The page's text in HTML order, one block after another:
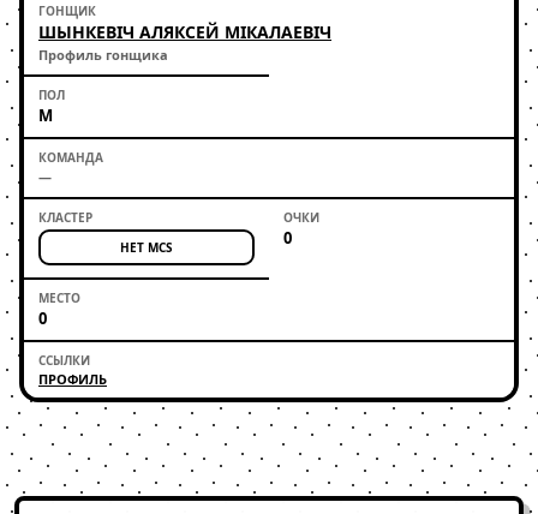
ШЫНКЕВIЧ АЛЯКСЕЙ MIКАЛАЕВIЧ
Профиль гонщика
М
—
НЕТ MCS 0
0
ПРОФИЛЬ